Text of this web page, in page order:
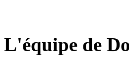
L'équipe de